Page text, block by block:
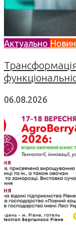
Актуально
06.08.2026